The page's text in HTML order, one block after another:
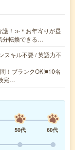
護！≫＊お年寄りが昼
分転換できる…
スキル不要 / 英語力不
！ブランクOK!■10名
完…
50代
60代